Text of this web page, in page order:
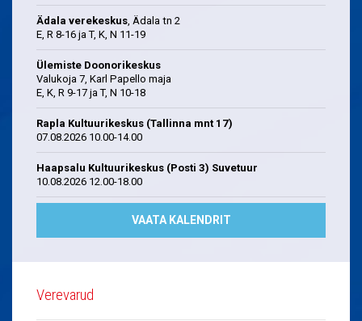
Ädala verekeskus, Ädala tn 2
E, R 8-16 ja T, K, N 11-19
Ülemiste Doonorikeskus
Valukoja 7, Karl Papello maja
E, K, R 9-17 ja T, N 10-18
Rapla Kultuurikeskus (Tallinna mnt 17)
07.08.2026 10.00-14.00
Haapsalu Kultuurikeskus (Posti 3) Suvetuur
10.08.2026 12.00-18.00
VAATA KALENDRIT
Verevarud